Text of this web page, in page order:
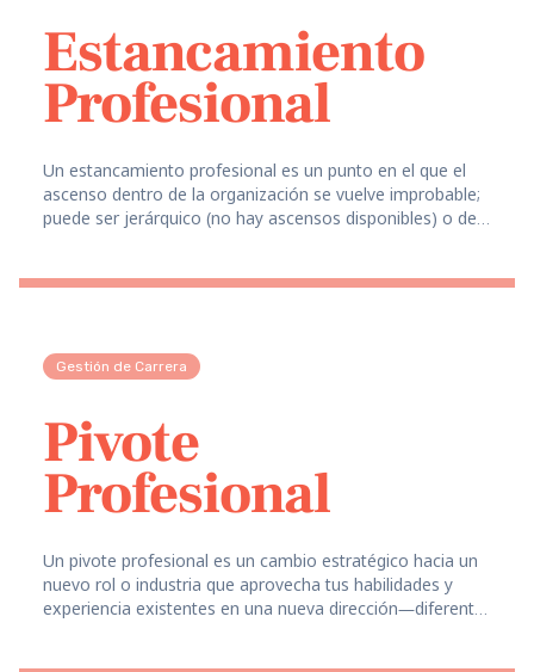
Estancamiento
Profesional
Un estancamiento profesional es un punto en el que el
ascenso dentro de la organización se vuelve improbable;
puede ser jerárquico (no hay ascensos disponibles) o de
Gestión de Carrera
Pivote
Profesional
Un pivote profesional es un cambio estratégico hacia un
nuevo rol o industria que aprovecha tus habilidades y
experiencia existentes en una nueva dirección—diferente